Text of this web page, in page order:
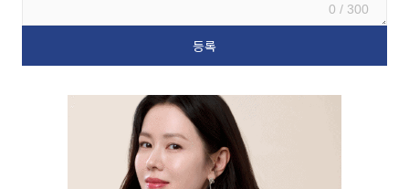
0 / 300